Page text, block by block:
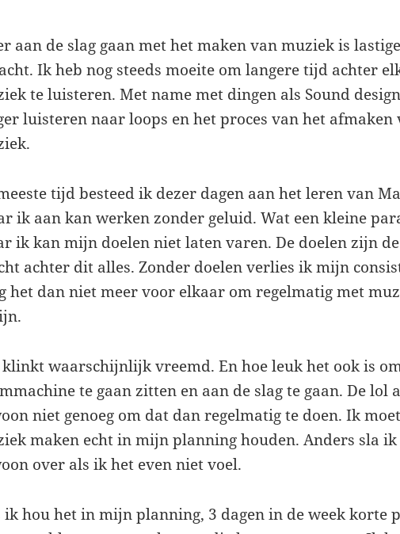
aan de slag gaan met het maken van muziek is
Ik heb nog steeds moeite om langere tijd achter
te luisteren. Met name met dingen als Sound
luisteren naar loops en het proces van het afmaken
tijd besteed ik dezer dagen aan het leren van
ik aan kan werken zonder geluid. Wat een kleine
ik kan mijn doelen niet laten varen. De doelen zijn
achter dit alles. Zonder doelen verlies ik mijn
het dan niet meer voor elkaar om regelmatig met
waarschijnlijk vreemd. En hoe leuk het ook is
te gaan zitten en aan de slag te gaan. De lol
niet genoeg om dat dan regelmatig te doen. Ik
maken echt in mijn planning houden. Anders sla
over als ik het even niet voel.
ik hou het in mijn planning, 3 dagen in de week korte